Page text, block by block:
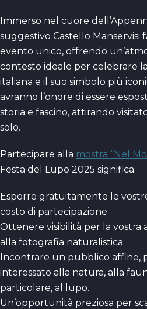
Immerso nel cuore
suggestivo Castello Manservisi
evento unico, offrendo
contesto ideale per celebrare
italiana e il suo simbolo più
avranno l’onore di essere
storia e fascino, attirando
solo.
Partecipare alla mostra “Nel
Festa del Lupo 2025 significa:
Esporre gratuitamente le
costo di partecipazione.
Ottenere visibilità per la vostra
alla fotografia naturalistica.
Incontrare un pubblico affine,
interessato alla natura, alla
particolare, al lupo.
Un’opportunità preziosa per